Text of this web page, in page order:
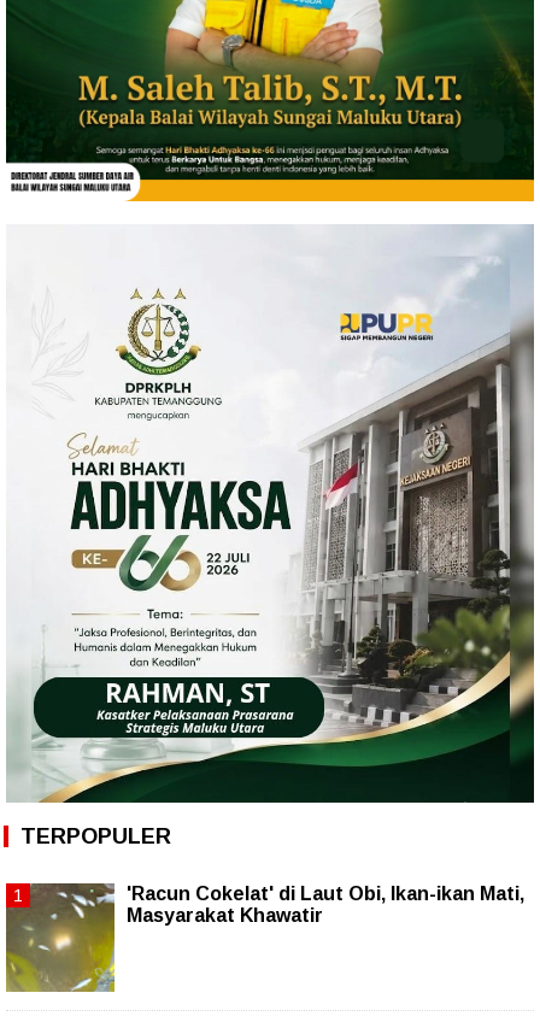
TERPOPULER
'Racun Cokelat' di Laut Obi, Ikan-ikan Mati,
Masyarakat Khawatir